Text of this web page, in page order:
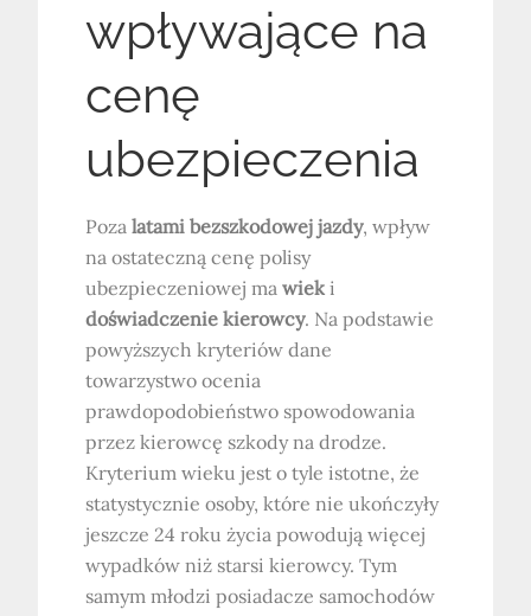
wpływające na
cenę
ubezpieczenia
Pozalatami bezszkodowej jazdy, wpływ
na ostateczną cenę polisy
ubezpieczeniowej mawieki
doświadczenie kierowcy. Na podstawie
powyższych kryteriów dane
towarzystwo ocenia
prawdopodobieństwo spowodowania
przez kierowcę szkody na drodze.
Kryterium wieku jest o tyle istotne, że
statystycznie osoby, które nie ukończyły
jeszcze 24 roku życia powodują więcej
wypadków niż starsi kierowcy. Tym
samym młodzi posiadacze samochodów